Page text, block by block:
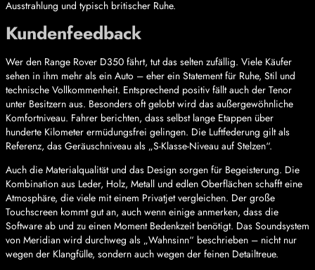
Ausstrahlung und typisch britischer Ruhe.
Kundenfeedback
Wer den Range Rover D350 fährt, tut das selten zufällig. Viele Käufer
sehen in ihm mehr als ein Auto – eher ein Statement für Ruhe, Stil und
technische Vollkommenheit. Entsprechend positiv fällt auch der Tenor
unter Besitzern aus. Besonders oft gelobt wird das außergewöhnliche
Komfortniveau. Fahrer berichten, dass selbst lange Etappen über
hunderte Kilometer ermüdungsfrei gelingen. Die Luftfederung gilt als
Referenz, das Geräuschniveau als „S-Klasse-Niveau auf Stelzen“.
Auch die Materialqualität und das Design sorgen für Begeisterung. Die
Kombination aus Leder, Holz, Metall und edlen Oberflächen schafft eine
Atmosphäre, die viele mit einem Privatjet vergleichen. Der große
Touchscreen kommt gut an, auch wenn einige anmerken, dass die
Software ab und zu einen Moment Bedenkzeit benötigt. Das Soundsystem
von Meridian wird durchweg als „Wahnsinn“ beschrieben – nicht nur
wegen der Klangfülle, sondern auch wegen der feinen Detailtreue.